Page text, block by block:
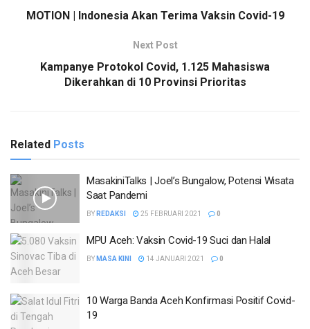
MOTION | Indonesia Akan Terima Vaksin Covid-19
Next Post
Kampanye Protokol Covid, 1.125 Mahasiswa
Dikerahkan di 10 Provinsi Prioritas
Related Posts
MasakiniTalks | Joel’s Bungalow, Potensi Wisata
Saat Pandemi
BY REDAKSI 25 FEBRUARI 2021 0
MPU Aceh: Vaksin Covid-19 Suci dan Halal
BY MASA KINI 14 JANUARI 2021 0
10 Warga Banda Aceh Konfirmasi Positif Covid-
19